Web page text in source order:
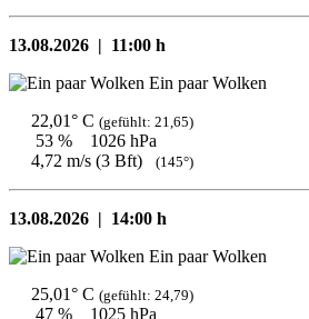
13.08.2026 | 11:00 h
Ein paar Wolken
22,01° C (gefühlt: 21,65)
53 %
1026 hPa
4,72 m/s (3 Bft)
(145°)
13.08.2026 | 14:00 h
Ein paar Wolken
25,01° C (gefühlt: 24,79)
47 %
1025 hPa